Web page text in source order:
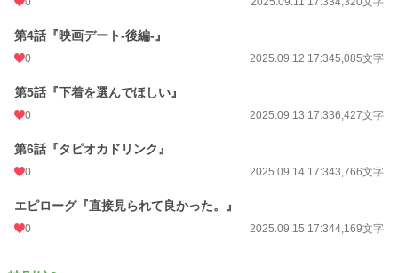
第4話『映画デート-後編-』
0 2025.09.12 17:345,085文字
第5話『下着を選んでほしい』
0 2025.09.13 17:336,427文字
第6話『タピオカドリンク』
0 2025.09.14 17:343,766文字
エピローグ『直接見られて良かった。』
0 2025.09.15 17:344,169文字